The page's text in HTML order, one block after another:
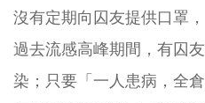
沒有定期向囚友提供口罩
過去流感高峰期間，有囚
染；只要「一人患病，全